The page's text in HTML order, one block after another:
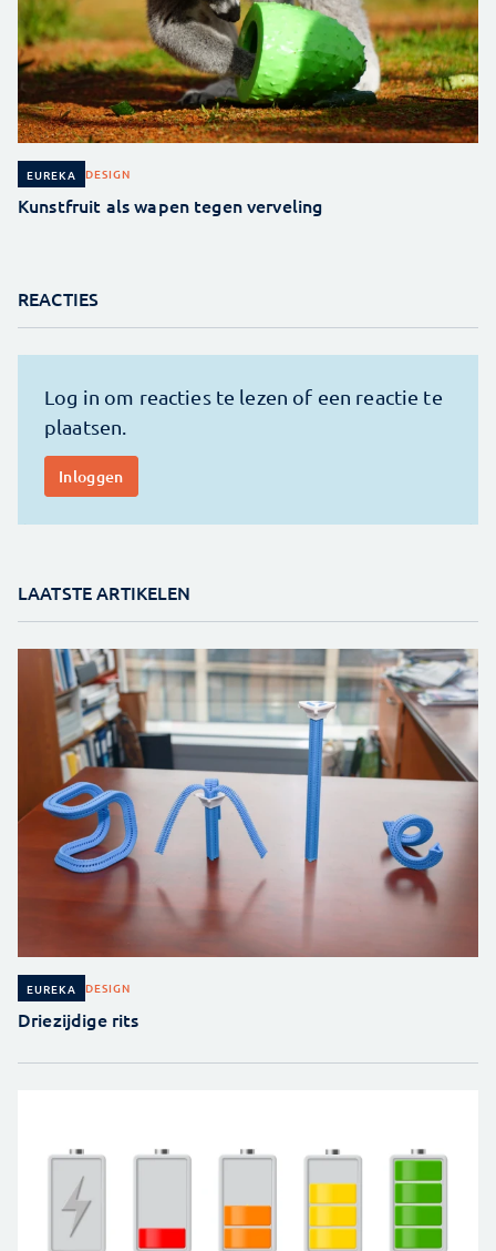
EUREKA DESIGN
Kunstfruit als wapen tegen verveling
REACTIES
LAATSTE ARTIKELEN
EUREKA DESIGN
Driezijdige rits